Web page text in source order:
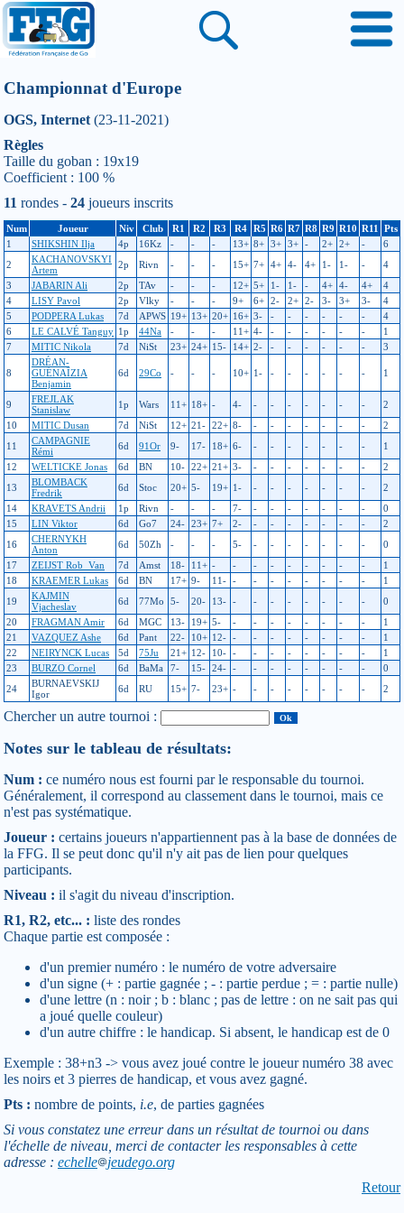
Championnat d'Europe
OGS, Internet (23-11-2021)
Règles
Taille du goban : 19x19
Coefficient : 100 %
11 rondes - 24 joueurs inscrits
Num Joueur Niv Club R1 R2 R3 R4 R5 R6 R7 R8 R9 R10 R11
Pts
1
SHIKSHIN Ilja 4p 16Kz - - - 13+ 8+ 3+ 3+ - 2+ 2+ -
6
2
KACHANOVSKYI
Artem
2p Rivn - - - 15+ 7+ 4+ 4- 4+ 1- 1- -
4
3
JABARIN Ali 2p TAv - - - 12+ 5+ 1- 1- - 4+ 4- 4+
4
4
LISY Pavol 2p Vlky - - - 9+ 6+ 2- 2+ 2- 3- 3+ 3-
4
5
PODPERA Lukas 7d APWS 19+ 13+ 20+ 16+ 3- - - - - - -
4
6
LE CALVÉ Tanguy 1p 44Na - - - 11+ 4- - - - - - -
1
7
MITIC Nikola 7d NiSt 23+ 24+ 15- 14+ 2- - - - - - - 3
8
DRÉAN-
GUÉNAÏZIA
Benjamin
6d 29Co - - - 10+ 1- - - - - - - 1
9
FREJLAK
Stanislaw
1p Wars 11+ 18+ - 4- - - - - - - -
2
10
MITIC Dusan 7d NiSt 12+ 21- 22+ 8- - - - - - - -
2
11
CAMPAGNIE
Rémi
6d 91Or 9- 17- 18+ 6- - - - - - - -
1
12
WELTICKE Jonas 6d BN 10- 22+ 21+ 3- - - - - - - -
2
13
BLOMBACK
Fredrik
6d Stoc 20+ 5- 19+ 1- - - - - - - -
2
14
KRAVETS Andrii 1p Rivn - - - 7- - - - - - - -
0
15
LIN Viktor 6d Go7 24- 23+ 7+ 2- - - - - - - -
2
16
CHERNYKH
Anton
6d 50Zh - - - 5- - - - - - - -
0
17
ZEIJST Rob_Van 7d Amst 18- 11+ - - - - - - - - -
1
18
KRAEMER Lukas 6d BN 17+ 9- 11- - - - - - - - -
1
19
KAJMIN
Vjacheslav
6d 77Mo 5- 20- 13- - - - - - - - -
0
20
FRAGMAN Amir 6d MGC 13- 19+ 5- - - - - - - - -
1
21
VAZQUEZ Ashe 6d Pant 22- 10+ 12- - - - - - - - -
1
22
NEIRYNCK Lucas 5d 75Ju 21+ 12- 10- - - - - - - - -
1
23
BURZO Cornel 6d BaMa 7- 15- 24- - - - - - - - -
0
24
BURNAEVSKIJ
Igor
6d RU 15+ 7- 23+ - - - - - - - - 2
Chercher un autre tournoi :
Notes sur le tableau de résultats:
Num : ce numéro nous est fourni par le responsable du tournoi.
Généralement, il correspond au classement dans le tournoi, mais ce
n'est pas systématique.
Joueur : certains joueurs n'appartiennent pas à la base de données de
la FFG. Il se peut donc qu'il n'y ait pas de lien pour quelques
participants.
Niveau : il s'agit du niveau d'inscription.
R1, R2, etc... : liste des rondes
Chaque partie est composée :
d'un premier numéro : le numéro de votre adversaire
d'un signe (+ : partie gagnée ; - : partie perdue ; = : partie nulle)
d'une lettre (n : noir ; b : blanc ; pas de lettre : on ne sait pas qui
a joué quelle couleur)
d'un autre chiffre : le handicap. Si absent, le handicap est de 0
Exemple : 38+n3 -> vous avez joué contre le joueur numéro 38 avec
les noirs et 3 pierres de handicap, et vous avez gagné.
Pts : nombre de points, i.e, de parties gagnées
Si vous constatez une erreur dans un résultat de tournoi ou dans
l'échelle de niveau, merci de contacter les responsables à cette
adresse : echelle
jeudego.org
Retour